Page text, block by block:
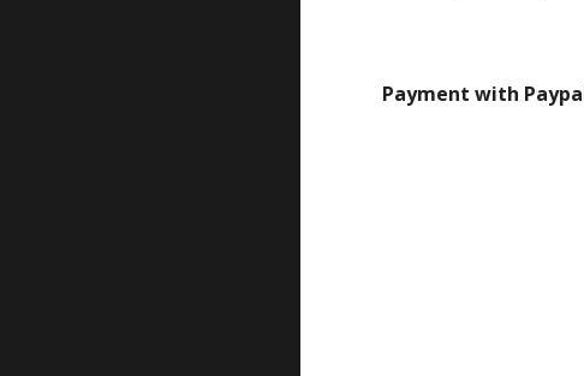
Payment with